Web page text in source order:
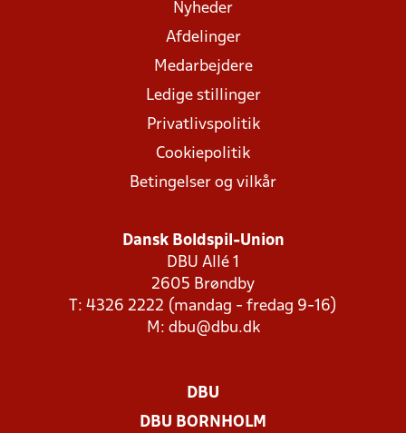
Nyheder
Afdelinger
Medarbejdere
Ledige stillinger
Privatlivspolitik
Cookiepolitik
Betingelser og vilkår
Dansk Boldspil-Union
DBU Allé 1
2605 Brøndby
T: 4326 2222 (mandag - fredag 9-16)
M: dbu@dbu.dk
DBU
DBU BORNHOLM